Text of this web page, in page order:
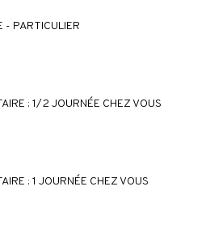
- PARTICULIER
: 1/2 JOURNÉE CHEZ VOUS
: 1 JOURNÉE CHEZ VOUS